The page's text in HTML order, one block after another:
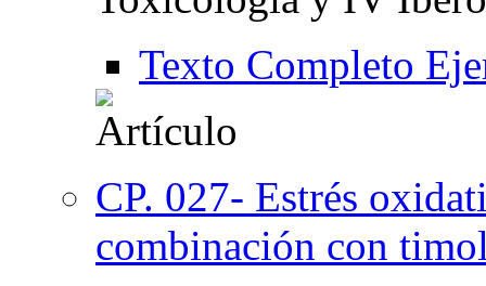
Texto Completo
CP. 027- Estrés
combinación con